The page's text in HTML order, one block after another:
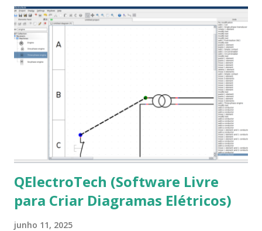
que contém essas fontes. Ao instalar o GNU/Linux abra o
terminal e execute o comando: $ sudo apt-get install ttf-
mscorefonts-installer Leia os termos de uso e avance
clicando em “Ok” Agora aceite os termos de uso clicando
em “Sim” Pronto agora abra o LibreOffice e veja se as
fontes Times New Roman, Arial estão instaladas. Caso
ocorra algum erro ou precisa reinstalar, execute: $ sudo
apt-get install --reinstall ttf-mscorefonts-installer
QElectroTech (Software Livre
para Criar Diagramas Elétricos)
junho 11, 2025